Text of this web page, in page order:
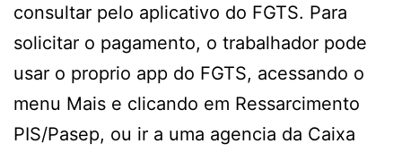
consultar pelo aplicativo do FGTS. Para
solicitar o pagamento, o trabalhador pode
usar o proprio app do FGTS, acessando o
menu Mais e clicando em Ressarcimento
PIS/Pasep, ou ir a uma agencia da Caixa